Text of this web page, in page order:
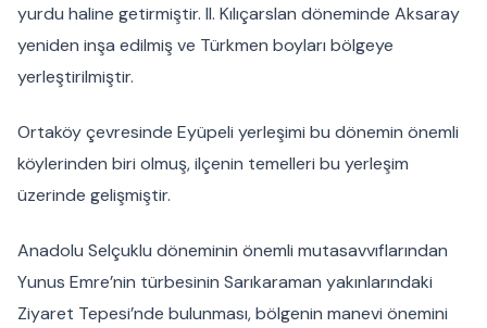
yurdu haline getirmiştir. II. Kılıçarslan döneminde Aksaray
yeniden inşa edilmiş ve Türkmen boyları bölgeye
yerleştirilmiştir.
Ortaköy çevresinde Eyüpeli yerleşimi bu dönemin önemli
köylerinden biri olmuş, ilçenin temelleri bu yerleşim
üzerinde gelişmiştir.
Anadolu Selçuklu döneminin önemli mutasavvıflarından
Yunus Emre’nin türbesinin Sarıkaraman yakınlarındaki
Ziyaret Tepesi’nde bulunması, bölgenin manevi önemini